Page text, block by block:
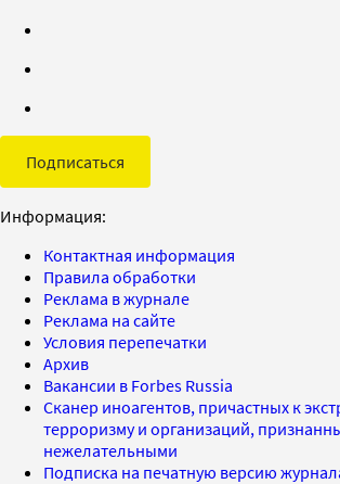
Подписаться
Информация:
Контактная информация
Правила обработки
Реклама в журнале
Реклама на сайте
Условия перепечатки
Архив
Вакансии в Forbes Russia
Сканер иноагентов, причастных к
терроризму и организаций,
нежелательными
Подписка на печатную версию